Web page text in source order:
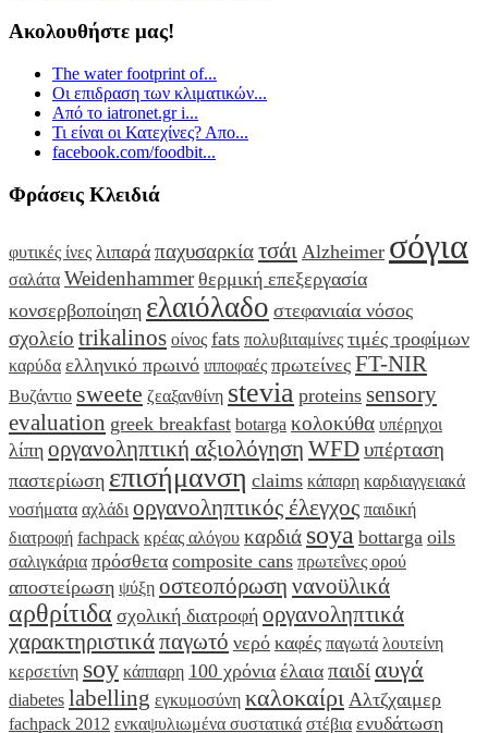
Ακολουθήστε μας!
The water footprint of...
Οι επιδραση των κλιματικών...
Από το iatronet.gr i...
Τι είναι οι Κατεχίνες? Απο...
facebook.com/foodbit...
Φράσεις Κλειδιά
φυτικές ίνες λιπαρά παχυσαρκίατσάι Alzheimer σόγια
σαλάτα Weidenhammer θερμική επεξεργασία
κονσερβοποίηση ελαιόλαδο στεφανιαία νόσος
σχολείο trikalinos οίνος fats πολυβιταμίνες τιμές τροφίμων
καρύδα ελληνικό πρωινό ιπποφαές πρωτείνες FT-NIR
Βυζάντιο sweete ζεαξανθίνη stevia proteins sensory
evaluation greek breakfast botarga κολοκύθα υπέρηχοι
λίπη οργανοληπτική αξιολόγηση WFDυπέρταση
παστερίωση επισήμανση claims κάπαρη καρδιαγγειακά
νοσήματα αχλάδι οργανοληπτικός έλεγχος παιδική
διατροφή fachpack κρέας αλόγου καρδιά soya bottarga oils
σαλιγκάρια πρόσθετα composite cans πρωτεΐνες ορού
αποστείρωση ψύξη οστεοπόρωση νανοϋλικά
αρθρίτιδα σχολική διατροφή οργανοληπτικά
χαρακτηριστικάπαγωτό νερό καφές παγωτά λουτείνη
κερσετίνη soy κάππαρη 100 χρόνια έλαια παιδίαυγά
diabetes labelling εγκυμοσύνη καλοκαίρι Αλτζχαιμερ
fachpack 2012 ενκαψυλιωμένα συστατικά στέβια ενυδάτωση